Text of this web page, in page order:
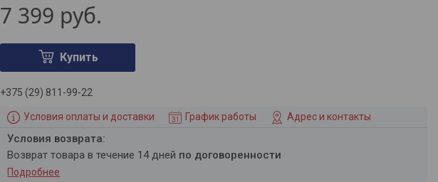
7 399 руб.
Купить
+375 (29) 811-99-22
Условия оплаты и доставки График работы Адрес и контакты
возврат товара в течение 14 дней по договоренности
Подробнее